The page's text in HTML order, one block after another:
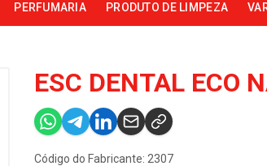
PERFUMARIA PRODUTO DE LIMPEZA
ESC DENTAL ECO
Código do Fabricante: 2307